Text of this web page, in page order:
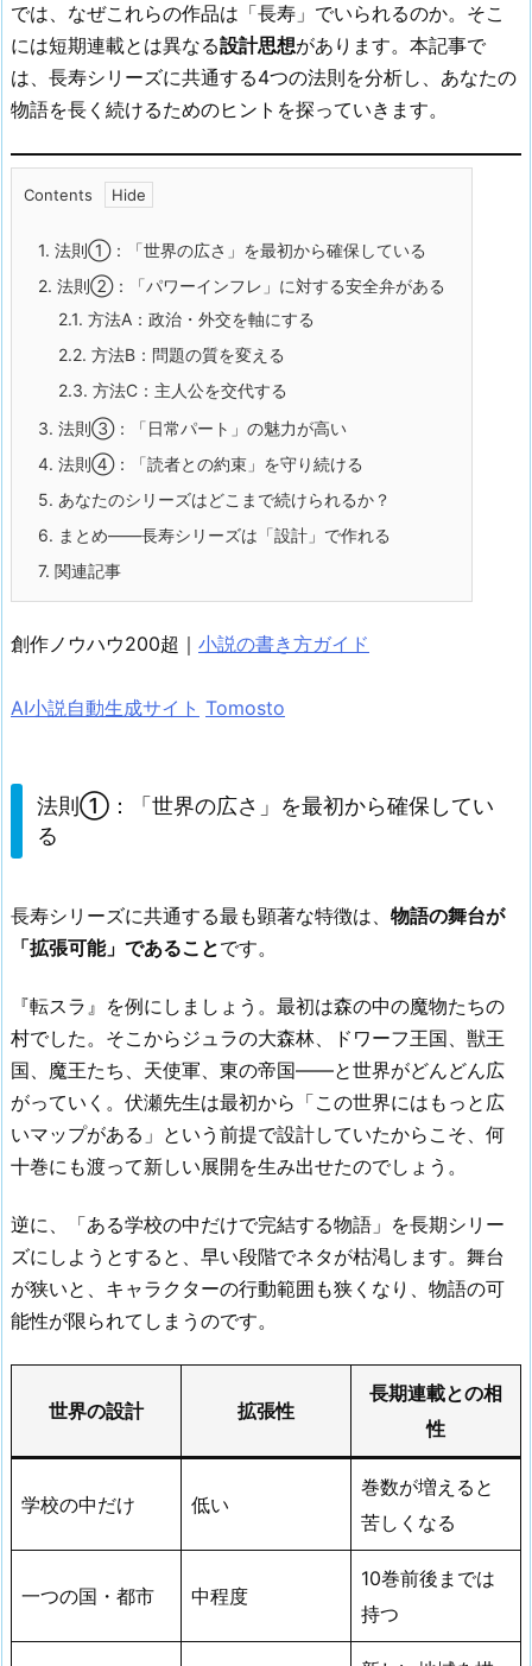
では、なぜこれらの作品は「長寿」でいられるのか。そこ
には短期連載とは異なる設計思想があります。本記事で
は、長寿シリーズに共通する4つの法則を分析し、あなたの
物語を長く続けるためのヒントを探っていきます。
Contents
1. 法則①：「世界の広さ」を最初から確保している
2. 法則②：「パワーインフレ」に対する安全弁がある
2.1. 方法A：政治・外交を軸にする
2.2. 方法B：問題の質を変える
2.3. 方法C：主人公を交代する
3. 法則③：「日常パート」の魅力が高い
4. 法則④：「読者との約束」を守り続ける
5. あなたのシリーズはどこまで続けられるか？
6. まとめ——長寿シリーズは「設計」で作れる
7. 関連記事
創作ノウハウ200超｜ 小説の書き方ガイド
AI小説自動生成サイト Tomosto
法則①：「世界の広さ」を最初から確保してい
る
長寿シリーズに共通する最も顕著な特徴は、 物語の舞台が
「拡張可能」であることです。
『転スラ』を例にしましょう。最初は森の中の魔物たちの
村でした。そこからジュラの大森林、ドワーフ王国、獣王
国、魔王たち、天使軍、東の帝国——と世界がどんどん広
がっていく。伏瀬先生は最初から「この世界にはもっと広
いマップがある」という前提で設計していたからこそ、何
十巻にも渡って新しい展開を生み出せたのでしょう。
逆に、「ある学校の中だけで完結する物語」を長期シリー
ズにしようとすると、早い段階でネタが枯渇します。舞台
が狭いと、キャラクターの行動範囲も狭くなり、物語の可
能性が限られてしまうのです。
世界の設計 拡張性
長期連載との相
性
学校の中だけ 低い
巻数が増えると
苦しくなる
一つの国・都市 中程度
10巻前後までは
持つ